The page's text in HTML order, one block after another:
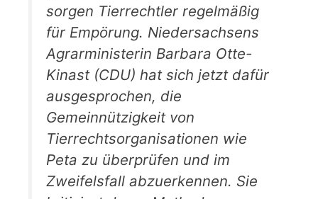
sorgen Tierrechtler regelmäßig
für Empörung. Niedersachsens
Agrarministerin Barbara Otte-
Kinast (CDU) hat sich jetzt dafür
ausgesprochen, die
Gemeinnützigkeit von
Tierrechtsorganisationen wie
Peta zu überprüfen und im
Zweifelsfall abzuerkennen. Sie